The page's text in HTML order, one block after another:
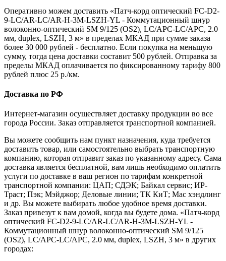
Оперативно можем доставить «Патч-корд оптический FC-D2-
9-LC/AR-LC/AR-H-3M-LSZH-YL - Коммутационный шнур
волоконно-оптический SM 9/125 (OS2), LC/APC-LC/APC, 2.0
мм, duplex, LSZH, 3 м» в пределах МКАД при сумме заказа
более 30 000 рублей - бесплатно. Если покупка на меньшую
сумму, тогда цена доставки составит 500 рублей. Отправка за
пределы МКАД оплачивается по фиксированному тарифу 800
рублей плюс 25 р./км.
Доставка по РФ
Интернет-магазин осуществляет доставку продукции во все
города России. Заказ отправляется транспортной компанией.
Вы можете сообщить нам пункт назначения, куда требуется
доставить товар, или самостоятельно выбрать транспортную
компанию, которая отправит заказ по указанному адресу. Сама
доставка является бесплатной, вам лишь необходимо оплатить
услуги по доставке в ваш регион по тарифам конкретной
транспортной компании: ЦАП; СДЭК; Байкал сервис; ИР-
Траст; Пэк; Мэйджор; Деловые линии; ТК КиТ; Мас хэндлинг
и др. Вы можете выбирать любое удобное время доставки.
Заказ привезут к вам домой, когда вы будете дома. «Патч-корд
оптический FC-D2-9-LC/AR-LC/AR-H-3M-LSZH-YL -
Коммутационный шнур волоконно-оптический SM 9/125
(OS2), LC/APC-LC/APC, 2.0 мм, duplex, LSZH, 3 м» в других
городах: